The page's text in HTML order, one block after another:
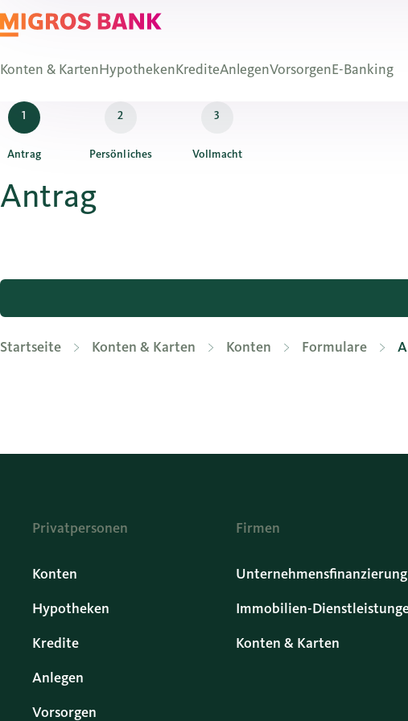
Konten & KartenHypothekenKrediteAnlegenVorsorgenE-Banking
Antrag Persönliches Vollmacht
Antrag
Startseite Konten & Karten Konten Formulare
Privatpersonen
Konten
Hypotheken
Kredite
Anlegen
Vorsorgen
Firmen
Unternehmensfinanzierung
Immobilien-
Konten & Karten